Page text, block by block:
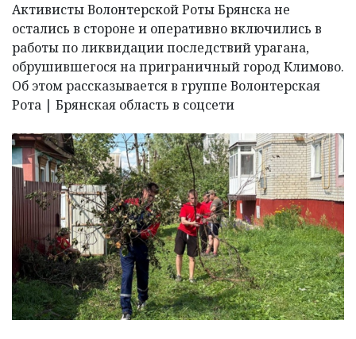
Активисты Волонтерской Роты Брянска не
остались в стороне и оперативно включились в
работы по ликвидации последствий урагана,
обрушившегося на приграничный город Климово.
Об этом рассказывается в группе Волонтерская
Рота | Брянская область в соцсети